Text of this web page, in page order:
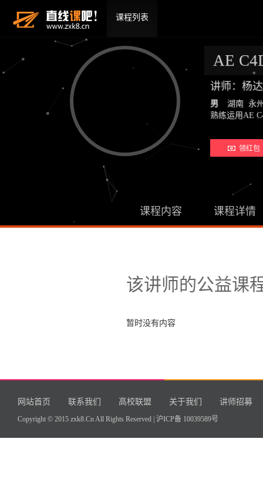
课程列表
AE
讲师：杨
男
湖南 永
熟练运用AE
领红包
课程内容 课程详情
该讲师的公益课
暂时没有内容
网站首页 联系我们 高校联盟 关于我们 讲师招募
Copyright © 2015 zxk8.Cn All Rights Reserved | 沪ICP备 10039589号